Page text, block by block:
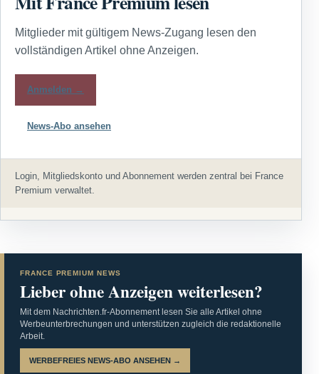
Mitglieder mit gültigem News-Zugang lesen den
vollständigen Artikel ohne Anzeigen.
Anmelden →
News-Abo ansehen
Login, Mitgliedskonto und Abonnement werden zentral bei France
Premium verwaltet.
FRANCE PREMIUM NEWS
Lieber ohne Anzeigen weiterlesen?
Mit dem Nachrichten.fr-Abonnement lesen Sie alle Artikel ohne
Werbeunterbrechungen und unterstützen zugleich die redaktionelle
Arbeit.
WERBEFREIES NEWS-ABO ANSEHEN →